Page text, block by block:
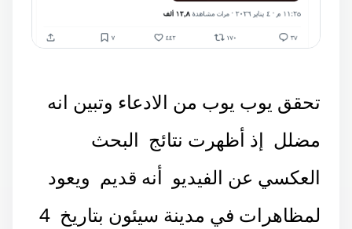
تحقق يوب يوب من الادعاء وتبين انه
مضلل إذ أظهرت نتائج البحث
العكسي عن الفيديو أنه قديم ويعود
لمظاهرات في مدينة سيئون بتاريخ 4